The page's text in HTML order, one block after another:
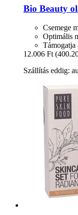
Bio Beauty
Csemege
Optimális
Támogatja
12.006 Ft
Szállítás eddig: